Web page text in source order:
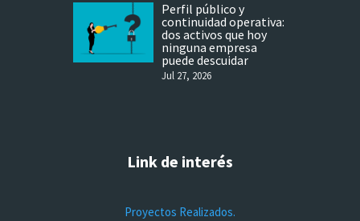
Perfil público y
continuidad operativa:
dos activos que hoy
ninguna empresa
puede descuidar
Jul 27, 2026
Link de interés
Proyectos Realizados.